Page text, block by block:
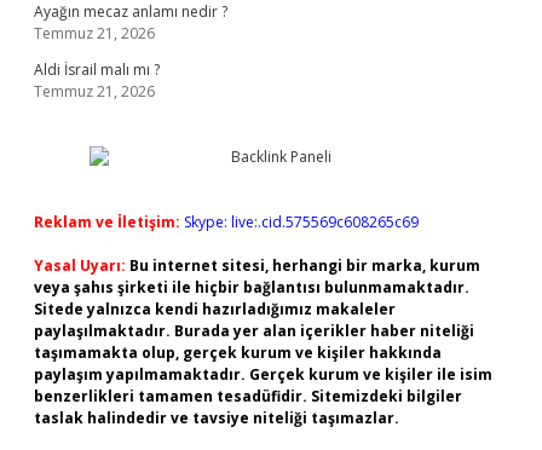
Ayağın mecaz anlamı nedir ?
Temmuz 21, 2026
Aldi İsrail malı mı ?
Temmuz 21, 2026
Reklam ve İletişim: Skype: live:.cid.575569c608265c69
Yasal Uyarı: Bu internet sitesi, herhangi bir marka, kurum
veya şahıs şirketi ile hiçbir bağlantısı bulunmamaktadır.
Sitede yalnızca kendi hazırladığımız makaleler
paylaşılmaktadır. Burada yer alan içerikler haber niteliği
taşımamakta olup, gerçek kurum ve kişiler hakkında
paylaşım yapılmamaktadır. Gerçek kurum ve kişiler ile isim
benzerlikleri tamamen tesadüfidir. Sitemizdeki bilgiler
taslak halindedir ve tavsiye niteliği taşımazlar.